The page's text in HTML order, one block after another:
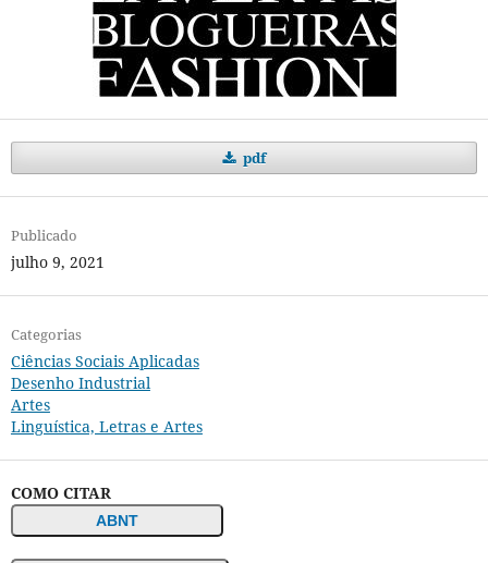
pdf
Publicado
julho 9, 2021
Categorias
Ciências Sociais Aplicadas
Desenho Industrial
Artes
Linguística, Letras e Artes
COMO CITAR
ABNT